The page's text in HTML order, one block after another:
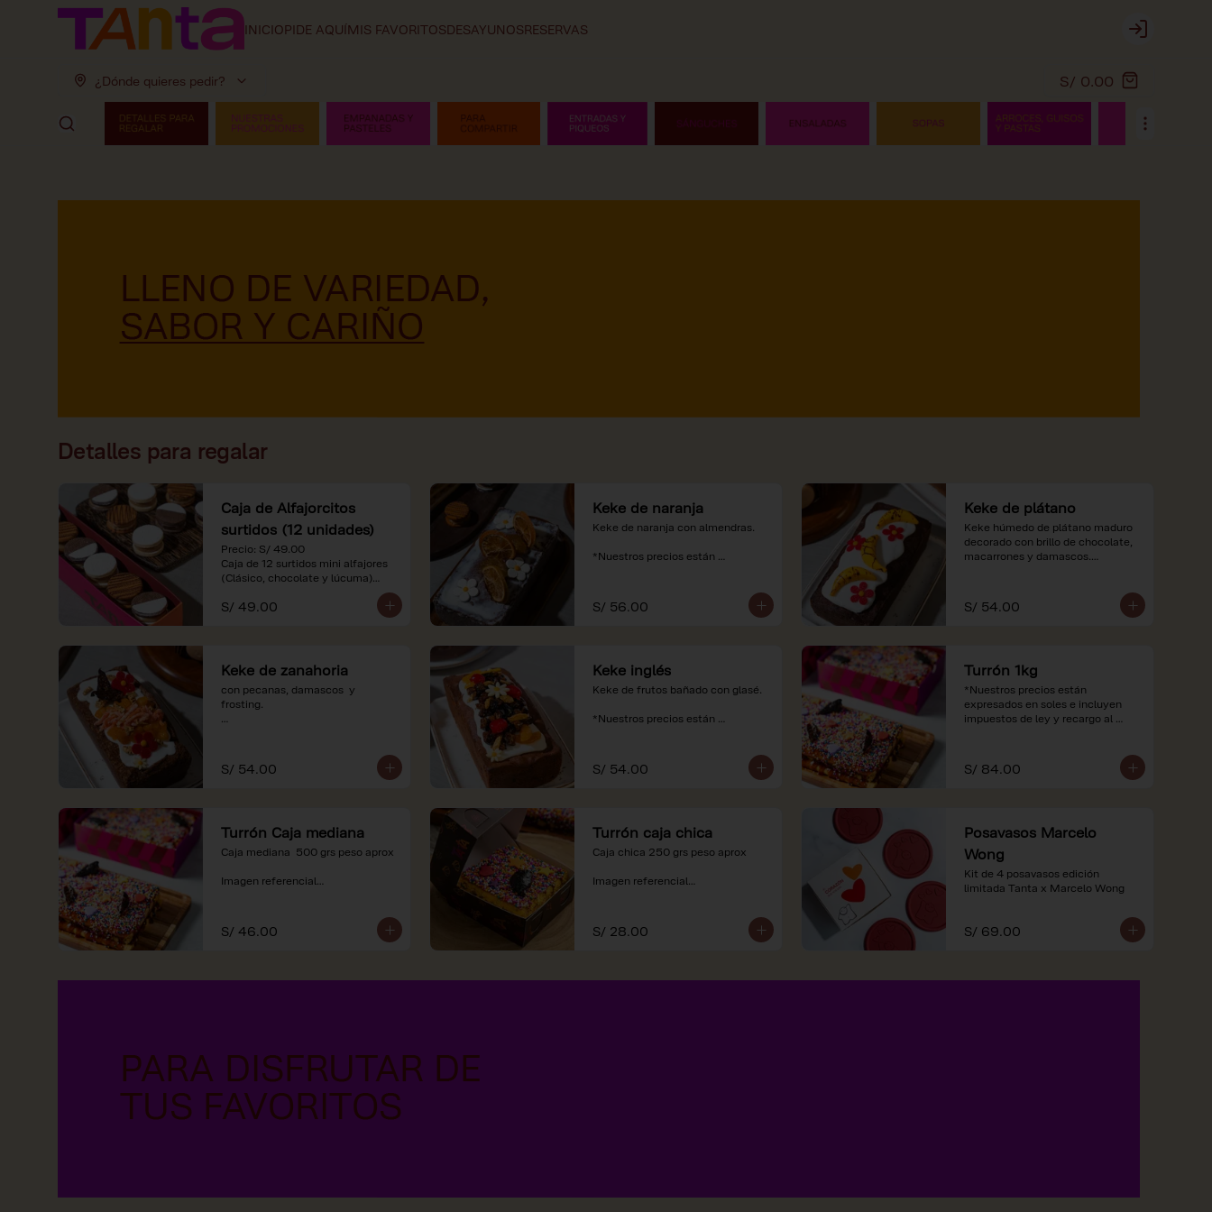
INICIOPIDE AQUÍMIS FAVORITOSDESAYUNOSRESERVAS Login
¿Dónde quieres pedir? S/ 0.00
Detalles para regalar
Caja de Alfajorcitos
surtidos (12 unidades)
Precio: S/ 49.00
Caja de 12 surtidos mini alfajores
(Clásico, chocolate y lúcuma)
*Nuestros precios están
S/ 49.00
Keke de naranja
Keke de naranja con almendras.
*Nuestros precios están
S/ 56.00
Keke de plátano
Keke húmedo de plátano maduro
decorado con brillo de chocolate,
macarrones y damascos.
expresados en soles e incluyen
impuestos de ley y recargo al
S/ 54.00
Keke de zanahoria
con pecanas, damascos  y
frosting.
consumo.
S/ 54.00
Keke inglés
Keke de frutos bañado con glasé.
*Nuestros precios están
S/ 54.00
Turrón 1kg
*Nuestros precios están
expresados en soles e incluyen
impuestos de ley y recargo al
S/ 84.00
Turrón Caja mediana
Caja mediana  500 grs peso aprox
Imagen referencial
expresados en soles e incluyen
impuestos de ley y recargo al
S/ 46.00
Turrón caja chica
Caja chica 250 grs peso aprox
Imagen referencial
expresados en soles e incluyen
impuestos de ley y recargo al
S/ 28.00
Posavasos Marcelo
Wong
Kit de 4 posavasos edición
limitada Tanta x Marcelo Wong
S/ 69.00